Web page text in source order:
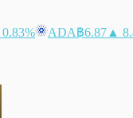
ADA฿6.87 ▲